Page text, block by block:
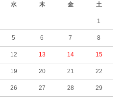
水 木 金 土
1
5 6 7 8
12 13 14 15
19 20 21 22
26 27 28 29